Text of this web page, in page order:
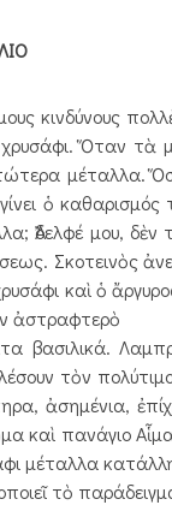
κινδύνους
Ὅταν τὰ
μέταλλα.
ὁ
Ἀδελφέ μου, δὲν
Σκοτεινὸς
καὶ ὁ
ἀστραφτερὸ
βασιλικά.
τὸν
ἀσημένια,
καὶ πανάγιο
μέταλλα
τὸ παράδειγμα